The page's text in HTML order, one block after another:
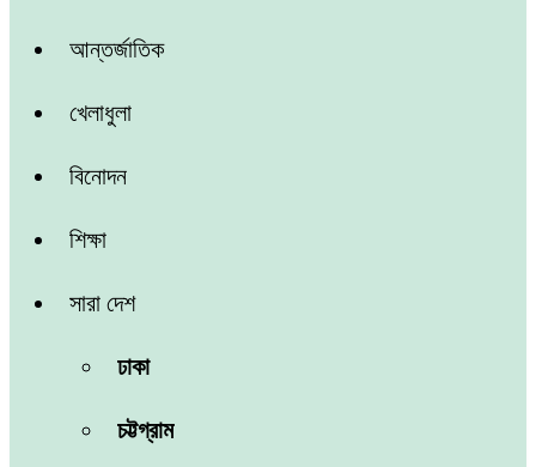
আন্তর্জাতিক
খেলাধুলা
বিনোদন
শিক্ষা
সারা দেশ
ঢাকা
চট্টগ্রাম